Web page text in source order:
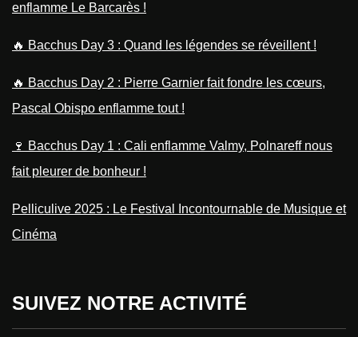
enflamme Le Barcarès !
🔥 Bacchus Day 3 : Quand les légendes se réveillent !
🔥 Bacchus Day 2 : Pierre Garnier fait fondre les cœurs,
Pascal Obispo enflamme tout !
🍷 Bacchus Day 1 : Cali enflamme Valmy, Polnareff nous
fait pleurer de bonheur !
Pelliculive 2025 : Le Festival Incontournable de Musique et
Cinéma
SUIVEZ NOTRE ACTIVITÉ